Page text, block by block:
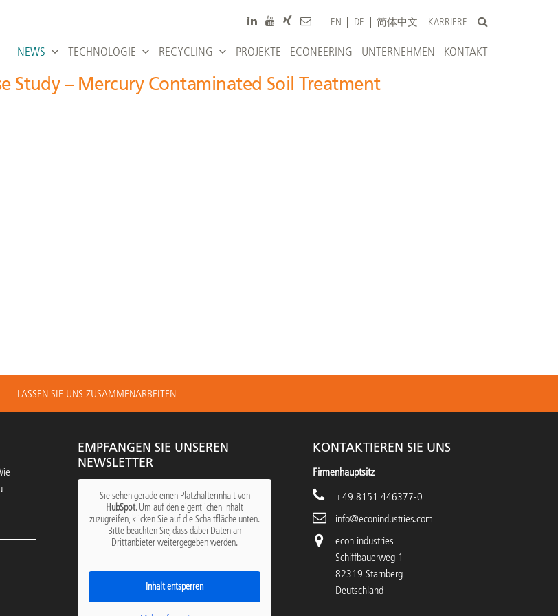
EN DE 简体中文 KARRIERE
NEWS TECHNOLOGIE RECYCLING PROJEKTE ECONEERING UNTERNEHMEN KONTAKT
Study – Mercury Contaminated Soil Treatment
LASSEN SIE UNS ZUSAMMENARBEITEN
EMPFANGEN SIE UNSEREN
NEWSLETTER
Sie sehen gerade einen Platzhalterinhalt von
HubSpot. Um auf den eigentlichen Inhalt
zuzugreifen, klicken Sie auf die Schaltfläche unten.
Bitte beachten Sie, dass dabei Daten an
Drittanbieter weitergegeben werden.
Inhalt entsperren
KONTAKTIEREN SIE UNS
Firmenhauptsitz
+49 8151 446377-0
info@econindustries.com
econ industries
Schiffbauerweg 1
82319 Starnberg
Deutschland